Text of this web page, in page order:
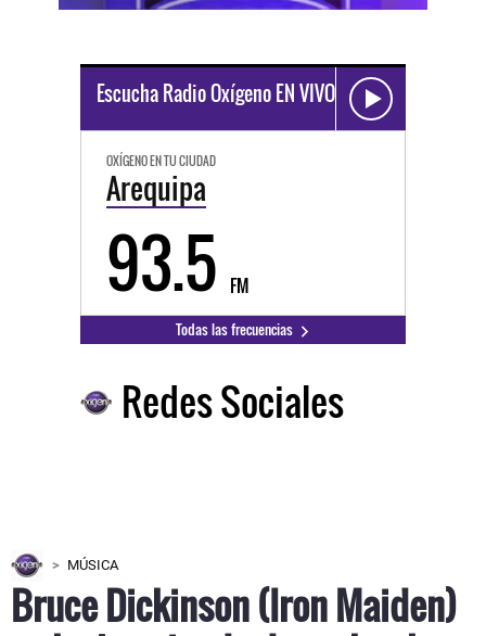
Escucha Radio Oxígeno EN VIVO
OXÍGENO EN TU CIUDAD
Arequipa
93.5 FM
Todas las frecuencias
Redes Sociales
MÚSICA
Bruce Dickinson (Iron Maiden)